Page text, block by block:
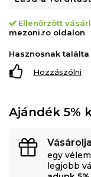
Ellenőrzött
mezoni.ro oldalon
Hasznosnak
Hozzászólni
Ajándék 5%
egy
legjobb